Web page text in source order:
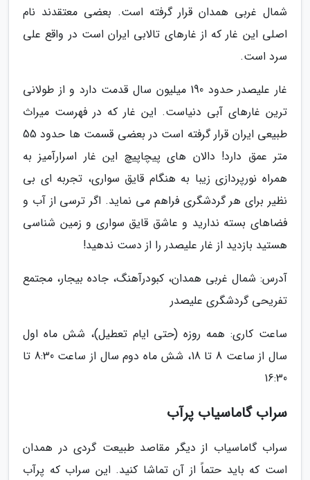
شمال غربی همدان قرار گرفته است. بعضی معتقدند نام
اصلی این غار که از غارهای تالابی ایران است در واقع علی
سرد است.
غار علیصدر حدود 190 میلیون سال قدمت دارد و از طولانی
ترین غارهای آبی دنیاست. این غار که در فهرست میراث
طبیعی ایران قرار گرفته است در بعضی قسمت ها حدود 55
متر عمق دارد! دالان های پیچاپیچ این غار اسرارآمیز به
همراه نورپردازی زیبا به هنگام قایق سواری، تجربه ای بی
نظیر برای هر گردشگری فراهم می نماید. اگر ترسی از آب و
فضاهای بسته ندارید و عاشق قایق سواری و زمین شناسی
هستید بازدید از غار علیصدر را از دست ندهید!
آدرس: شمال غربی همدان، کبودرآهنگ، جاده بیجار، مجتمع
تفریحی گردشگری علیصدر
ساعت کاری: همه روزه (حتی ایام تعطیل)، شش ماه اول
سال از ساعت 8 تا 18، شش ماه دوم سال از ساعت 8:30 تا
16:30
سراب گاماسیاب پرآب
سراب گاماسیاب از دیگر مقاصد طبیعت گردی در همدان
است که باید حتماً از آن تماشا کنید. این سراب که پرآب